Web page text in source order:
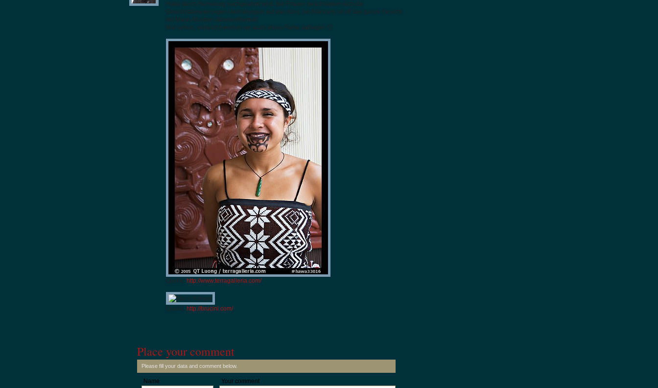
Haka durch Bemalung nachgeahmt wird. Bei Frauen beschränken sich die
Gesichtstätowierungen/-bemalungen auf das Kinn, bei Männern ist oft das ganze Gesicht
mit Maori-Mustern tätowiert/bemalt.
Mal sehen, vielleicht werden wir auch etwas Farbe auflegen 🙂
Quelle: http://www.terragalleria.com/
Quelle: http://brucini.com/
Place your comment
Please fill your data and comment below.
Name Your comment